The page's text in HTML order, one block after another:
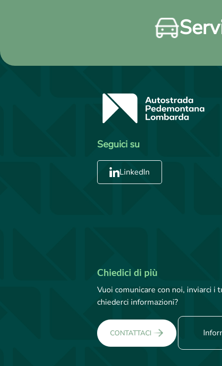
Seguici su
LinkedIn
Chiedici di più
Vuoi comunicare con noi, inviarci
chiederci informazioni?
CONTATTACI